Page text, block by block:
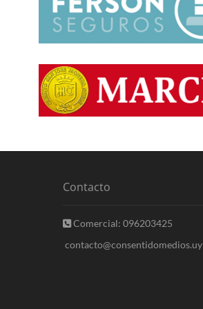
Contacto
Comercial: 096203425
contacto@consentidomedios.uy